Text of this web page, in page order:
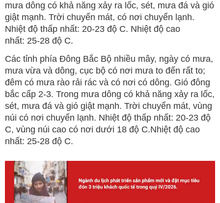
mưa dông có khả năng xảy ra lốc, sét, mưa đá và gió
giật mạnh. Trời chuyển mát, có nơi chuyển lạnh.
Nhiệt độ thấp nhất: 20-23 độ C. Nhiệt độ cao
nhất: 25-28 độ C.
Các tỉnh phía Đông Bắc Bộ nhiều mây, ngày có mưa,
mưa vừa và dông, cục bộ có nơi mưa to đến rất to;
đêm có mưa rào rải rác và có nơi có dông. Gió đông
bắc cấp 2-3. Trong mưa dông có khả năng xảy ra lốc,
sét, mưa đá và gió giật mạnh. Trời chuyển mát, vùng
núi có nơi chuyển lạnh. Nhiệt độ thấp nhất: 20-23 độ
C, vùng núi cao có nơi dưới 18 độ C.Nhiệt độ cao
nhất: 25-28 độ C.